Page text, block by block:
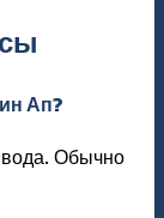
Ап?
Обычно